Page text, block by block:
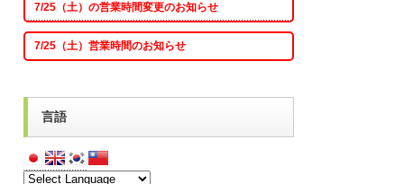
7/25（土）の営業時間変更のお知らせ
7/25（土）営業時間のお知らせ
言語